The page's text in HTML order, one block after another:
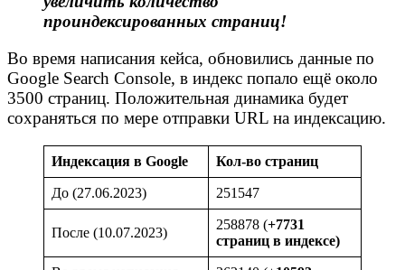
проиндексированных страниц!
Во время написания кейса, обновились данные по
Google Search Console, в индекс попало ещё около
3500 страниц. Положительная динамика будет
сохраняться по мере отправки URL на индексацию.
Индексация в Google Кол-во страниц
До (27.06.2023) 251547
После (10.07.2023)
258878 (+7731
страниц в индексе)